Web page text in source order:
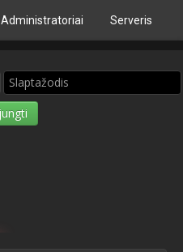
Administratoriai Serveris